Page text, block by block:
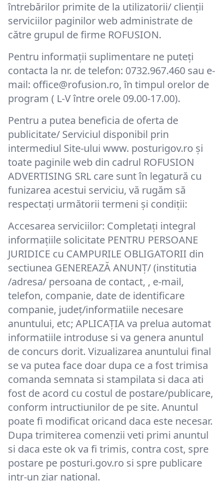
întrebărilor primite de la utilizatorii/ clienții
serviciilor paginilor web administrate de
către grupul de firme ROFUSION.
Pentru informații suplimentare ne puteți
contacta la nr. de telefon: 0732.967.460 sau e-
mail: office@rofusion.ro, în timpul orelor de
program ( L-V între orele 09.00-17.00).
Pentru a putea beneficia de oferta de
publicitate/ Serviciul disponibil prin
intermediul Site-ului www. posturigov.ro și
toate paginile web din cadrul ROFUSION
ADVERTISING SRL care sunt în legatură cu
funizarea acestui serviciu, vă rugăm să
respectați următorii termeni și condiții:
Accesarea serviciilor: Completați integral
informațiile solicitate PENTRU PERSOANE
JURIDICE cu CAMPURILE OBLIGATORII din
sectiunea GENEREAZĂ ANUNŢ/ (institutia
/adresa/ persoana de contact, , e-mail,
telefon, companie, date de identificare
companie, județ/informatiile necesare
anuntului, etc; APLICAŢIA va prelua automat
informatiile introduse si va genera anuntul
de concurs dorit. Vizualizarea anuntului final
se va putea face doar dupa ce a fost trimisa
comanda semnata si stampilata si daca ati
fost de acord cu costul de postare/publicare,
conform intructiunilor de pe site. Anuntul
poate fi modificat oricand daca este necesar.
Dupa trimiterea comenzii veti primi anuntul
si daca este ok va fi trimis, contra cost, spre
postare pe posturi.gov.ro si spre publicare
intr-un ziar national.